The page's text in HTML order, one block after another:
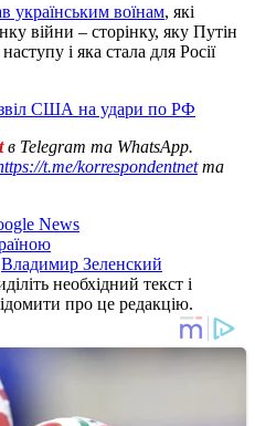
українським воїнам, які
війни – сторінку, яку Путін
і яка стала для Росії
США на удари по РФ
в Telegram та WhatsApp.
t.me/korrespondentnetта
News
Владимир Зеленский
необхідний текст і
про це редакцію.